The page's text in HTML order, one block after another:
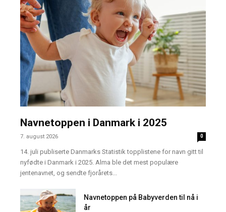
Navnetoppen i Danmark i 2025
7. august 2026 0
14. juli publiserte Danmarks Statistik topplistene for navn gitt til
nyfødte i Danmark i 2025. Alma ble det mest populære
jentenavnet, og sendte fjorårets...
Navnetoppen på Babyverden til nå i
år